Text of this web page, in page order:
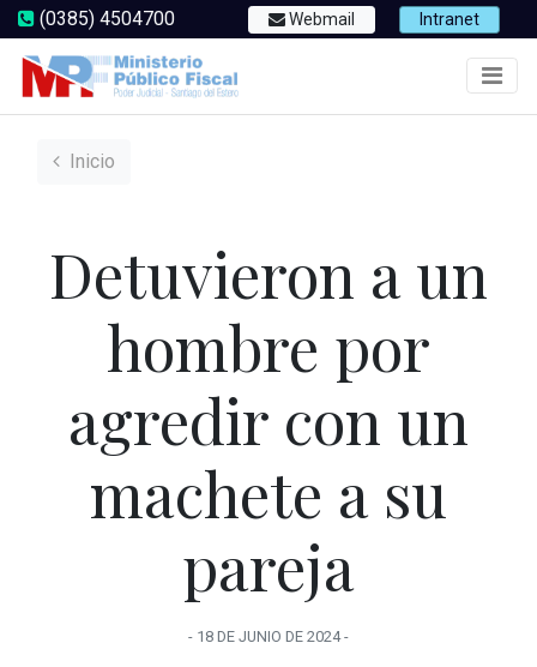
(0385) 4504700 Webmail Intranet
Inicio
Detuvieron a un
hombre por
agredir con un
machete a su
pareja
- 18 DE JUNIO DE 2024-